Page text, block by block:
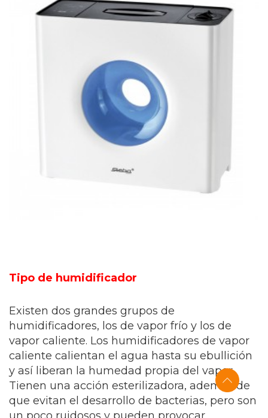
Tipo de humidificador
Existen dos grandes grupos de
humidificadores, los de vapor frío y los de
vapor caliente. Los humidificadores de vapor
caliente calientan el agua hasta su ebullición
y así liberan la humedad propia del vapor.
Tienen una acción esterilizadora, además de
que evitan el desarrollo de bacterias, pero son